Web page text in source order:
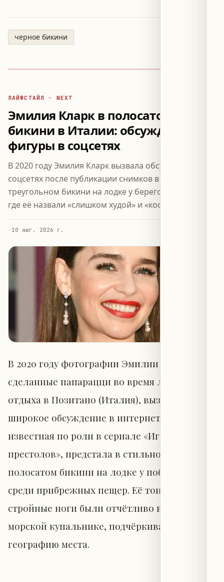
черное бикини
ЛАЙФСТАЙЛ · NEXT
Эмилия Кларк в полосатом
бикини в Италии: обсуждение её
фигуры в соцсетях
В 2020 году Эмилия Кларк вызвала обсуждение в
соцсетях после публикации снимков в полосатом
треугольном бикини на лодке у берегов Позитано,
где её назвали «слишком худой» и «костлявой».
· 10 авг. 2026 г.
В 2020 году фотографии Эмилии Кларк,
сделанные папарацци во время летнего
отдыха в Позитано (Италия), вызвали
широкое обсуждение в интернете. Актриса,
известная по роли в сериале «Игра
престолов», предстала в стильном
полосатом бикини на лодке у побережья,
среди прибрежных пещер. Её тонкая талия и
стройные ноги были отчётливо видны в
морской купальнике, подчёркивающем
географию места.